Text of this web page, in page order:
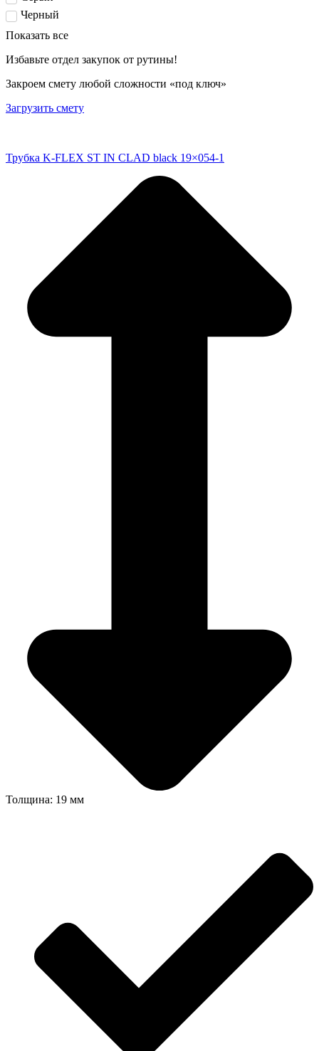
Черный
Показать все
Избавьте отдел закупок от рутины!
Закроем смету любой сложности «под ключ»
Загрузить смету
Трубка K-FLEX ST IN CLAD black 19×054-1
Толщина: 19 мм